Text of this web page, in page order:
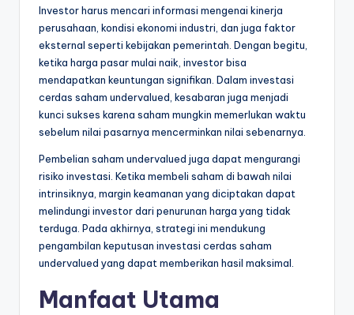
Investor harus mencari informasi mengenai kinerja
perusahaan, kondisi ekonomi industri, dan juga faktor
eksternal seperti kebijakan pemerintah. Dengan begitu,
ketika harga pasar mulai naik, investor bisa
mendapatkan keuntungan signifikan. Dalam investasi
cerdas saham undervalued, kesabaran juga menjadi
kunci sukses karena saham mungkin memerlukan waktu
sebelum nilai pasarnya mencerminkan nilai sebenarnya.
Pembelian saham undervalued juga dapat mengurangi
risiko investasi. Ketika membeli saham di bawah nilai
intrinsiknya, margin keamanan yang diciptakan dapat
melindungi investor dari penurunan harga yang tidak
terduga. Pada akhirnya, strategi ini mendukung
pengambilan keputusan investasi cerdas saham
undervalued yang dapat memberikan hasil maksimal.
Manfaat Utama